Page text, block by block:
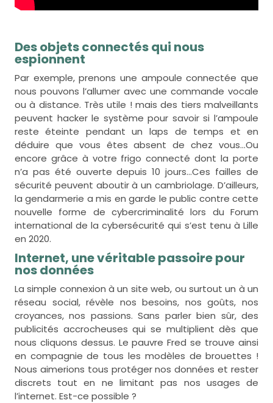
Des objets connectés qui nous
espionnent
Par exemple, prenons une ampoule connectée que
nous pouvons l’allumer avec une commande vocale
ou à distance. Très utile ! mais des tiers malveillants
peuvent hacker le système pour savoir si l’ampoule
reste éteinte pendant un laps de temps et en
déduire que vous êtes absent de chez vous…Ou
encore grâce à votre frigo connecté dont la porte
n’a pas été ouverte depuis 10 jours…Ces failles de
sécurité peuvent aboutir à un cambriolage. D’ailleurs,
la gendarmerie a mis en garde le public contre cette
nouvelle forme de cybercriminalité lors du Forum
international de la cybersécurité qui s’est tenu à Lille
en 2020.
Internet, une véritable passoire pour
nos données
La simple connexion à un site web, ou surtout un à un
réseau social, révèle nos besoins, nos goûts, nos
croyances, nos passions. Sans parler bien sûr, des
publicités accrocheuses qui se multiplient dès que
nous cliquons dessus. Le pauvre Fred se trouve ainsi
en compagnie de tous les modèles de brouettes !
Nous aimerions tous protéger nos données et rester
discrets tout en ne limitant pas nos usages de
l’internet. Est-ce possible ?